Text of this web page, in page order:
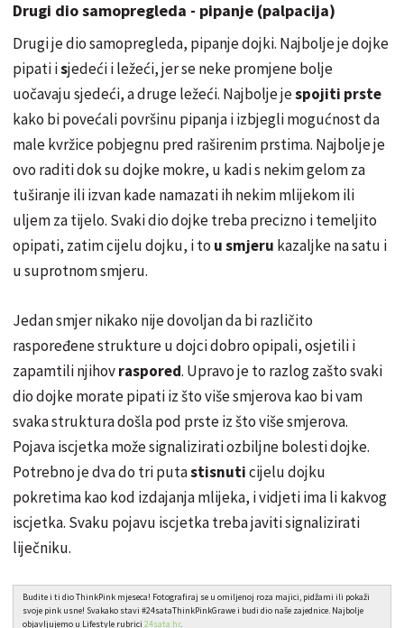
Drugi dio samopregleda - pipanje (palpacija)
Drugi je dio samopregleda, pipanje dojki. Najbolje je dojke
pipati isjedeći i ležeći, jer se neke promjene bolje
uočavaju sjedeći, a druge ležeći. Najbolje jespojiti prste
kako bi povećali površinu pipanja i izbjegli mogućnost da
male kvržice pobjegnu pred raširenim prstima. Najbolje je
ovo raditi dok sudojke mokre, u kadi s nekim gelom za
tuširanje ili izvan kade namazati ih nekim mlijekom ili
uljem za tijelo. Svaki dio dojke treba precizno i temeljito
opipati, zatim cijelu dojku, i to u smjeru kazaljke na satu i
u suprotnom smjeru.
Jedan smjer nikako nije dovoljan da bi različito
raspoređene strukture u dojci dobro opipali, osjetili i
zapamtili njihovraspored. Upravo je to razlog zašto svaki
dio dojke morate pipati iz što više smjerova kao bi vam
svaka struktura došla pod prste iz što više smjerova.
Pojava iscjetka može signalizirati ozbiljne bolesti dojke.
Potrebno je dva do tri putastisnuticijelu dojku
pokretima kao kod izdajanja mlijeka, i vidjeti ima li kakvog
iscjetka. Svaku pojavu iscjetka treba javiti signalizirati
liječniku.
Budite i ti dio ThinkPink mjeseca! Fotografiraj se u omiljenoj roza majici, pidžami ili pokaži
svoje pink usne! Svakako stavi #24sataThinkPinkGrawe i budi dio naše zajednice. Najbolje
objavljujemo u Lifestyle rubrici 24sata.hr.